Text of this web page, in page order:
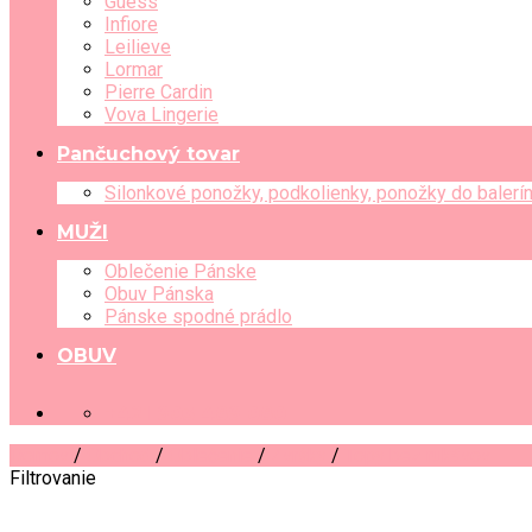
Infiore
Leilieve
Lormar
Pierre Cardin
Vova Lingerie
Pančuchový tovar
Silonkové ponožky, podkolienky, ponožky do
MUŽI
Oblečenie Pánske
Obuv Pánska
Pánske spodné prádlo
OBUV
/ / / /
Filtrovanie